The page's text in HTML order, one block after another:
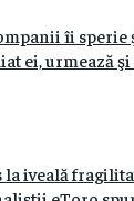
îi sperie
ei, urmează
la iveală